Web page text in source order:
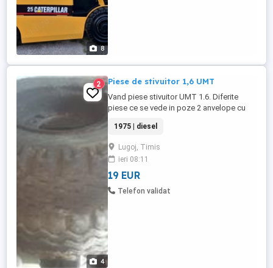
8
4
2 Piese de stivuitor 1,6 UMT
Vand piese stivuitor UMT 1.6. Diferite
piese ce se vede in poze 2 anvelope cu
1975 | diesel
Lugoj, Timis
ieri 08:11
19 EUR
Telefon validat